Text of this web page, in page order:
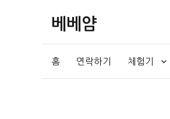
베베얌
홈 연락하기 체험기